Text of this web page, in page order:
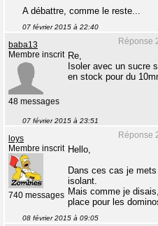
A débattre, comme le reste...
07 février 2015 à 22:40
Réponse
baba13
Membre inscrit
48 messages
Re,
Isoler avec un sucre
en stock pour du
07 février 2015 à 23:51
Réponse
loys
Membre inscrit
740 messages
Hello,
Dans ces cas je mets
isolant.
Mais comme je
place pour les
08 février 2015 à 09:05